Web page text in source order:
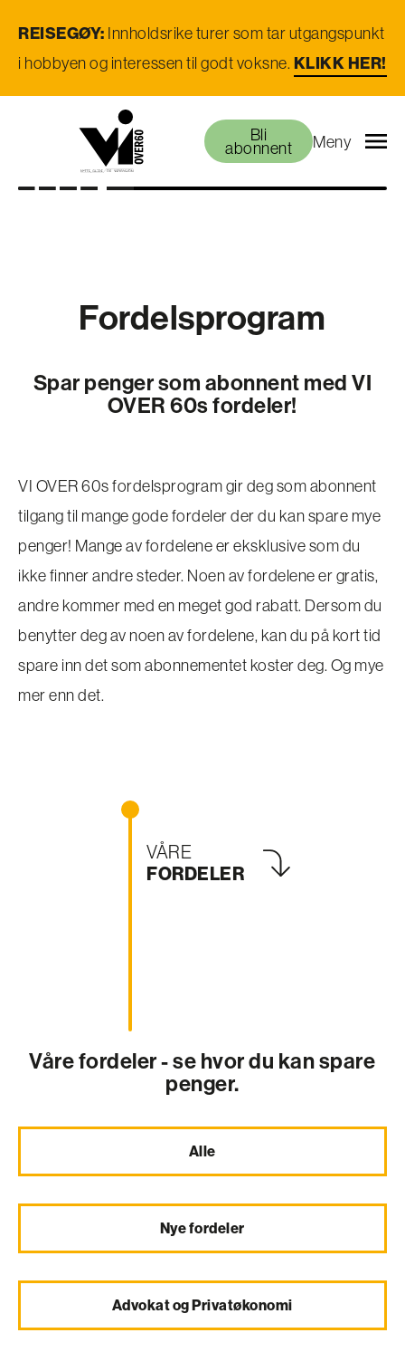
REISEGØY: Innholdsrike turer som tar utgangspunkt
i hobbyen og interessen til godt voksne.KLIKK HER!
Bli
abonnent Meny
Fordelsprogram
Spar penger som abonnent med VI
OVER 60s fordeler!
VI OVER 60s fordelsprogram gir deg som abonnent
tilgang til mange gode fordeler der du kan spare mye
penger! Mange av fordelene er eksklusive som du
ikke finner andre steder. Noen av fordelene er gratis,
andre kommer med en meget god rabatt. Dersom du
benytter deg av noen av fordelene, kan du på kort tid
spare inn det som abonnementet koster deg. Og mye
mer enn det.
VÅRE
FORDELER
Våre fordeler - se hvor du kan spare
penger.
Alle
Nye fordeler
Advokat og Privatøkonomi